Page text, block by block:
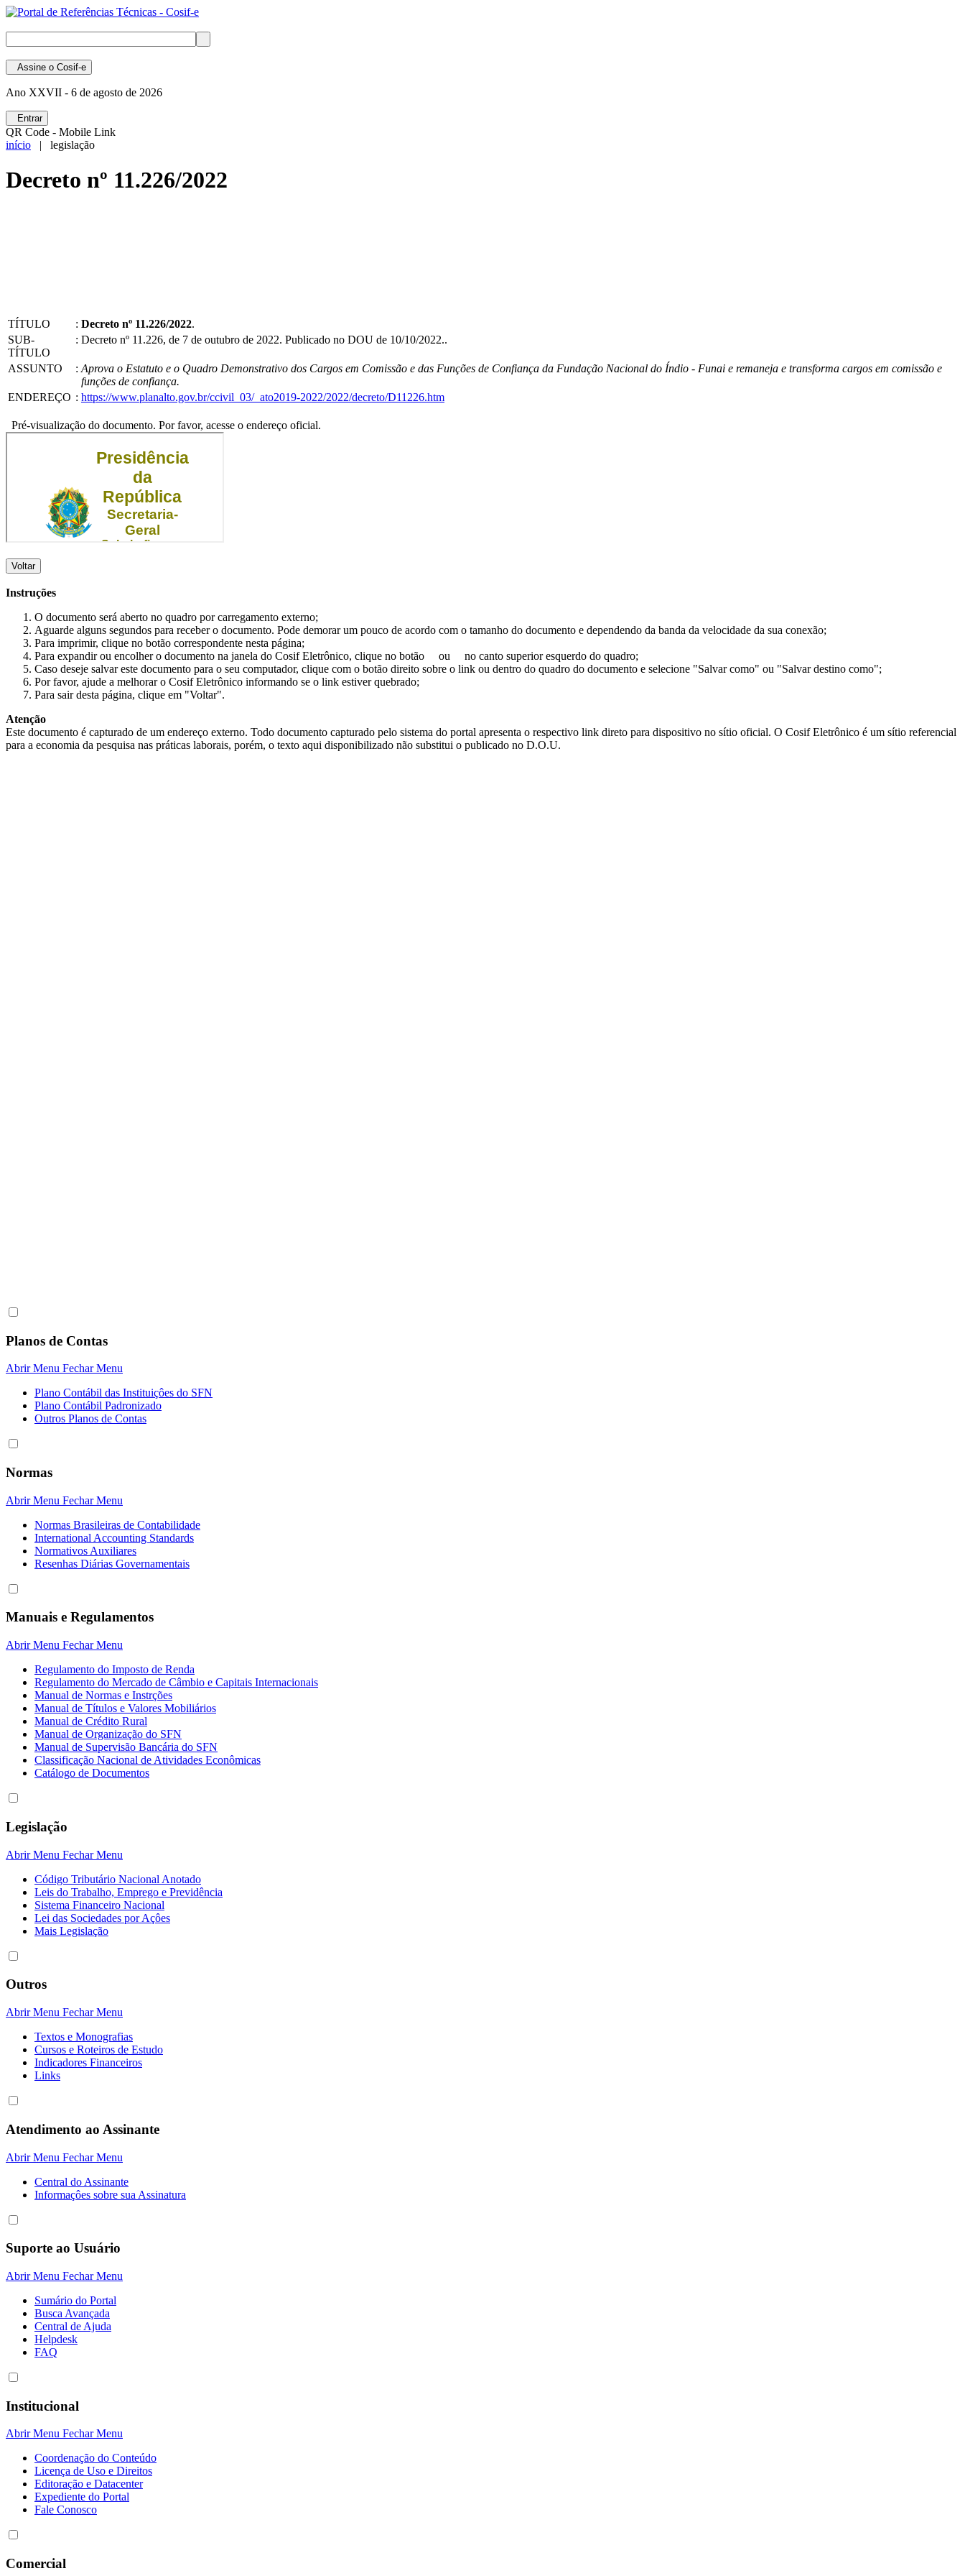
Assine o Cosif-e
Ano XXVII - 6 de agosto de 2026
Entrar
QR Code - Mobile Link
início | legislação
Decreto nº 11.226/2022
TÍTULO : Decreto nº 11.226/2022.
SUB-
TÍTULO
: Decreto nº 11.226, de 7 de outubro de 2022. Publicado no DOU de 10/10/2022..
ASSUNTO : Aprova o Estatuto e o Quadro Demonstrativo dos Cargos em Comissão e das Funções de Confiança da Fundação Nacional do Índio - Funai e remaneja e transforma cargos em comissão e
funções de confiança.
ENDEREÇO : https://www.planalto.gov.br/ccivil_03/_ato2019-2022/2022/decreto/D11226.htm
Pré-visualização do documento. Por favor, acesse o endereço oficial.
Voltar
Instruções
O documento será aberto no quadro por carregamento externo;
Aguarde alguns segundos para receber o documento. Pode demorar um pouco de acordo com o tamanho do documento e dependendo da banda da velocidade da sua conexão;
Para imprimir, clique no botão correspondente nesta página;
Para expandir ou encolher o documento na janela do Cosif Eletrônico, clique no botão
ou
no canto superior esquerdo do quadro;
Caso deseje salvar este documento para o seu computador, clique com o botão direito sobre o link ou dentro do quadro do documento e selecione "Salvar como" ou "Salvar destino como";
Por favor, ajude a melhorar o Cosif Eletrônico informando se o link estiver quebrado;
Para sair desta página, clique em "Voltar".
Atenção
Este documento é capturado de um endereço externo. Todo documento capturado pelo sistema do portal apresenta o respectivo link direto para dispositivo no sítio oficial. O Cosif Eletrônico é um sítio referencial
para a economia da pesquisa nas práticas laborais, porém, o texto aqui disponibilizado não substitui o publicado no D.O.U.
Planos de Contas
Abrir Menu Fechar Menu
Plano Contábil das Instituiçôes do SFN
Plano Contábil Padronizado
Outros Planos de Contas
Normas
Abrir Menu Fechar Menu
Normas Brasileiras de Contabilidade
International Accounting Standards
Normativos Auxiliares
Resenhas Diárias Governamentais
Manuais e Regulamentos
Abrir Menu Fechar Menu
Regulamento do Imposto de Renda
Regulamento do Mercado de Câmbio e Capitais Internacionais
Manual de Normas e Instrções
Manual de Títulos e Valores Mobiliários
Manual de Crédito Rural
Manual de Organização do SFN
Manual de Supervisão Bancária do SFN
Classificação Nacional de Atividades Econômicas
Catálogo de Documentos
Legislação
Abrir Menu Fechar Menu
Código Tributário Nacional Anotado
Leis do Trabalho, Emprego e Previdência
Sistema Financeiro Nacional
Lei das Sociedades por Açôes
Mais Legislação
Outros
Abrir Menu Fechar Menu
Textos e Monografias
Cursos e Roteiros de Estudo
Indicadores Financeiros
Links
Atendimento ao Assinante
Abrir Menu Fechar Menu
Central do Assinante
Informaçôes sobre sua Assinatura
Suporte ao Usuário
Abrir Menu Fechar Menu
Sumário do Portal
Busca Avançada
Central de Ajuda
Helpdesk
FAQ
Institucional
Abrir Menu Fechar Menu
Coordenação do Conteúdo
Licença de Uso e Direitos
Editoração e Datacenter
Expediente do Portal
Fale Conosco
Comercial